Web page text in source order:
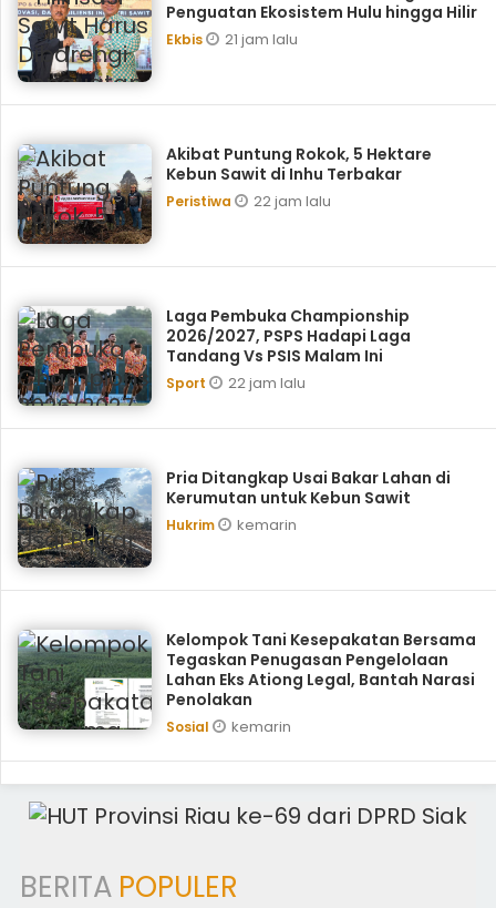
Penguatan Ekosistem Hulu hingga Hilir
Ekbis 21 jam lalu
Akibat Puntung Rokok, 5 Hektare
Kebun Sawit di Inhu Terbakar
Peristiwa 22 jam lalu
Laga Pembuka Championship
2026/2027, PSPS Hadapi Laga
Tandang Vs PSIS Malam Ini
Sport 22 jam lalu
Pria Ditangkap Usai Bakar Lahan di
Kerumutan untuk Kebun Sawit
Hukrim kemarin
Kelompok Tani Kesepakatan Bersama
Tegaskan Penugasan Pengelolaan
Lahan Eks Ationg Legal, Bantah Narasi
Penolakan
Sosial kemarin
BERITA POPULER